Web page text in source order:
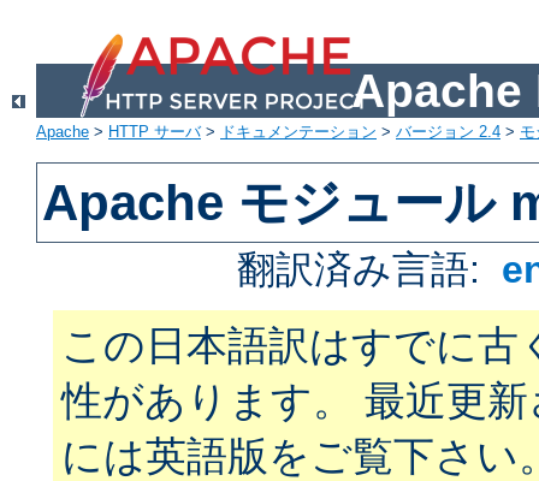
Apache
Apache > HTTP サーバ> ドキュメンテーション > バージョン 2.4 >
Apache モジュール
翻訳済み言語:
この日本語訳はすでに古
性があります。 最近更
には英語版をご覧下さい